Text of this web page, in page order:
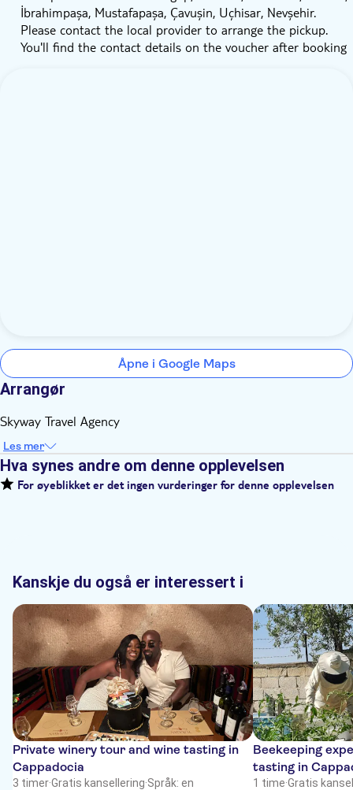
İbrahimpaşa, Mustafapaşa, Çavuşin, Uçhisar, Nevşehir.
Please contact the local provider to arrange the pickup.
You'll find the contact details on the voucher after booking
Åpne i Google Maps
Arrangør
Skyway Travel Agency
Les mer
Hva synes andre om denne opplevelsen
For øyeblikket er det ingen vurderinger for denne opplevelsen
Kanskje du også er interessert i
Private winery tour and wine tasting in
Cappadocia
3 timer·Gratis kansellering·Språk: en
Beekeeping
tasting in
1 time·Gratis